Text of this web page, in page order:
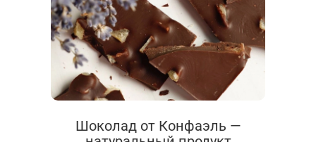
Шоколад от Конфаэль —